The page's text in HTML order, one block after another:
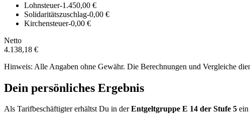
Lohnsteuer-1.450,00 €
Solidaritätszuschlag-0,00 €
Kirchensteuer-0,00 €
Netto
4.138,18 €
Hinweis: Alle Angaben ohne Gewähr. Die Berechnungen und Vergleiche
Dein persönliches Ergebnis
Als Tarifbeschäftigter erhältst Du in derEntgeltgruppe E 14 der Stufe 5